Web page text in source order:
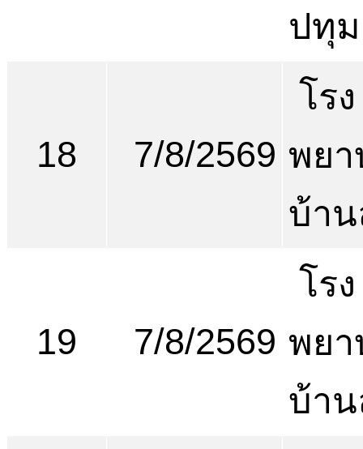
ปทุ
18 7/8/2569
โรง
พย
บ้า
19 7/8/2569
โรง
พย
บ้า